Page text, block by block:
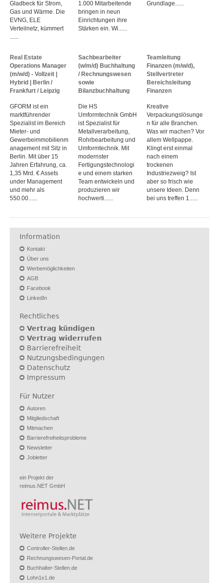
Gladbeck für Strom,
Gas und Wärme. Die
EVNG, ELE
Verteilnetz, kümmert
1.000 Mitarbeitende
bringen in neun
Einrichtungen ihre
Stärken ein. Wi......
Grundlage......
Real Estate
Operations Manager
(m/w/d) - Vollzeit |
Hybrid | Berlin /
Frankfurt / Leipzig
GFORM ist ein
marktführender
Spezialist im Bereich
Mieter- und
Gewerbeimmobilienm
anagement mit Sitz in
Berlin. Mit über 15
Jahren Erfahrung, ca.
1,35 Mrd. € Assets
under Management
und mehr als
550.00......
Sachbearbeiter
(w/m/d) Buchhaltung
/ Rechnungswesen
sowie
Bilanzbuchhaltung
Die HS
Umformtechnik GmbH
ist Spezialist für
Metallverarbeitung,
Rohrbearbeitung und
Umformtechnik. Mit
modernster
Fertigungstechnologi
e und einem starken
Team entwickeln und
produzieren wir
hochwerti......
Teamleitung
Finanzen (m/w/d),
Stellvertreter
Bereichsleitung
Finanzen
Kreative
Verpackungslösunge
n für alle Branchen.
Was wir machen? Vor
allem Wellpappe.
Klingt erst einmal
nach einem
trockenen
Industriezweig? Ist
aber so frisch wie
unsere Ideen. Denn
bei uns treffen 1......
Information
Kontakt
Über uns
Werbemöglichkeiten
AGB
Facebook
LinkedIn
Rechtliches
Vertrag kündigen
Vertrag widerrufen
Barrierefreiheit
Nutzungsbedingungen
Datenschutz
Impressum
Für Nutzer
Autoren
Mitgliedschaft
Mitmachen
Barrierefreiheitsprobleme
Newsletter
Jobletter
ein Projekt der
reimus.NET GmbH
Weitere Projekte
Controller-Stellen.de
Rechnungswesen-Portal.de
Buchhalter-Stellen.de
Lohn1x1.de